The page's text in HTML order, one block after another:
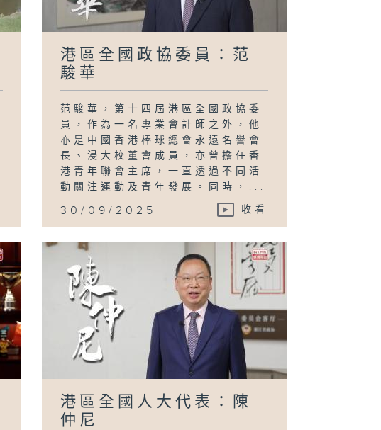
港區全國政協委員：范
駿華
范駿華，第十四屆港區全國政協委
員，作為一名專業會計師之外，他
亦是中國香港棒球總會永遠名譽會
長、浸大校董會成員，亦曾擔任香
港青年聯會主席，一直透過不同活
動關注運動及青年發展。同時，...
30/09/2025 收看
港區全國人大代表：陳
仲尼